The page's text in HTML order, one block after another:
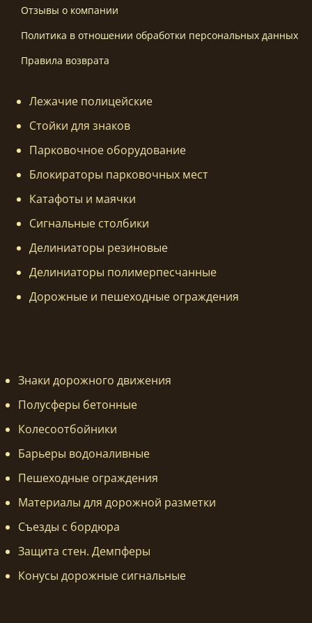
Отзывы о компании
Политика в отношении обработки персональных данных
Правила возврата
Лежачие полицейские
Стойки для знаков
Парковочное оборудование
Блокираторы парковочных мест
Катафоты и маячки
Сигнальные столбики
Делиниаторы резиновые
Делиниаторы полимерпесчанные
Дорожные и пешеходные ограждения
Знаки дорожного движения
Полусферы бетонные
Колесоотбойники
Барьеры водоналивные
Пешеходные ограждения
Материалы для дорожной разметки
Съезды с бордюра
Защита стен. Демпферы
Конусы дорожные сигнальные